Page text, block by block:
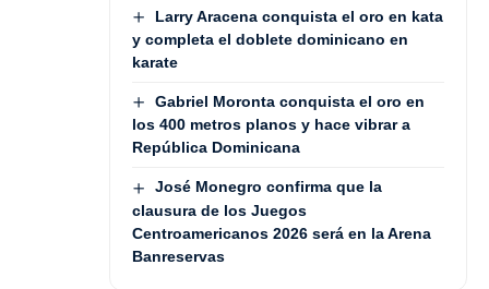
Larry Aracena conquista el oro en kata
y completa el doblete dominicano en
karate
Gabriel Moronta conquista el oro en
los 400 metros planos y hace vibrar a
República Dominicana
José Monegro confirma que la
clausura de los Juegos
Centroamericanos 2026 será en la Arena
Banreservas